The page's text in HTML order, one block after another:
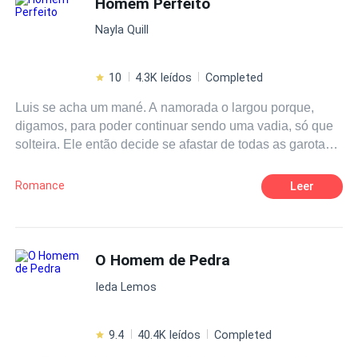
Nayla Quill
10 4.3K leídos Completed
Luis se acha um mané. A namorada o largou porque,
digamos, para poder continuar sendo uma vadia, só que
solteira. Ele então decide se afastar de todas as garotas,
fazer o leitinho do bebê?! Brincadeirinha) e a amiga,
Anna. Fora elas, o acesso de outras garotas a vida dele
aula de uma segunda-feira maçante, a novata Jessica
Winters se aproxima dele. Ele de cara a detesta. É bem
do tipinho metida popular que brevemente se tornaria
falsidade) de menininhas como Christin, a ex namorada
Romance Leer
O Homem de Pedra
Ieda Lemos
9.4 40.4K leídos Completed